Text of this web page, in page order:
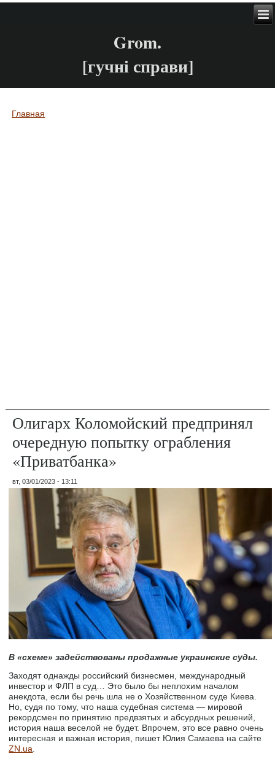
Grom.
[гучні справи]
Вы здесь
Главная
Олигарх Коломойский предпринял
очередную попытку ограбления
«Приватбанка»
вт, 03/01/2023 - 13:11
В «схеме» задействованы продажные украинские суды.
Заходят однажды российский бизнесмен, международный
инвестор и ФЛП в суд… Это было бы неплохим началом
анекдота, если бы речь шла не о Хозяйственном суде Киева.
Но, судя по тому, что наша судебная система — мировой
рекордсмен по принятию предвзятых и абсурдных решений,
история наша веселой не будет. Впрочем, это все равно очень
интересная и важная история, пишет Юлия Самаева на сайте
ZN.ua.